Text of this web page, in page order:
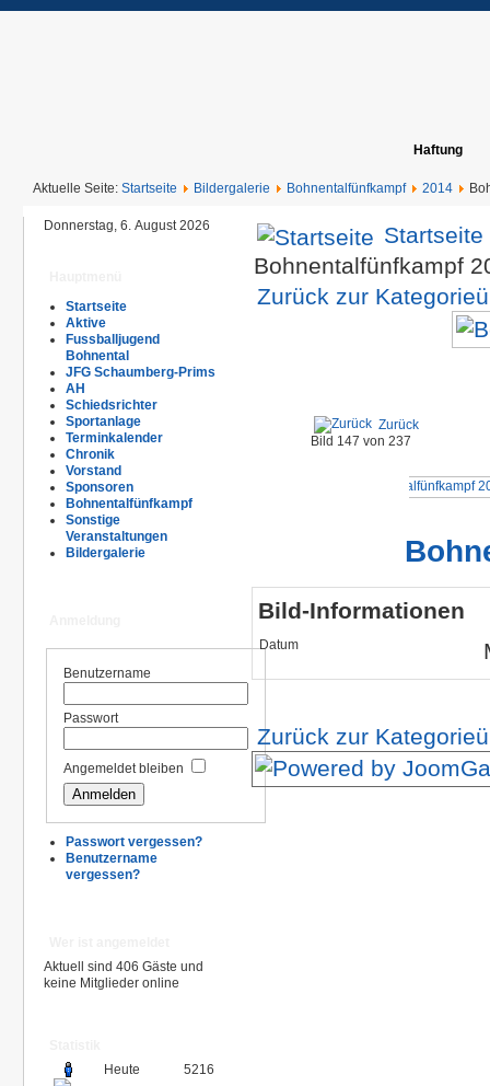
Haftung
Aktuelle Seite: Startseite Bildergalerie Bohnentalfünfkampf 2014
Donnerstag, 6. August 2026
Startseite
Aktive
Fussballjugend
Bohnental
JFG Schaumberg-Prims
AH
Schiedsrichter
Sportanlage
Terminkalender
Chronik
Vorstand
Sponsoren
Bohnentalfünfkampf
Sonstige
Veranstaltungen
Bildergalerie
Benutzername
Passwort
Angemeldet bleiben
Passwort vergessen?
Benutzername
vergessen?
Aktuell sind 406 Gäste und
keine Mitglieder online
Heute
5216
Startseite
Bohnentalfünfkampf
Zurück zur
Zurück
Bild 147 von 237
Bild-Informationen
Datum
Zurück zur